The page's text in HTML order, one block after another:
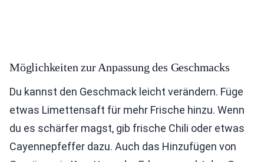
Möglichkeiten zur Anpassung des Geschmacks
Du kannst den Geschmack leicht verändern. Füge
etwas Limettensaft für mehr Frische hinzu. Wenn
du es schärfer magst, gib frische Chili oder etwas
Cayennepfeffer dazu. Auch das Hinzufügen von